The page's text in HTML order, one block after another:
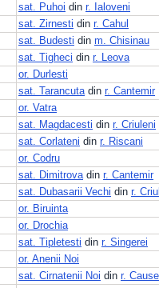
sat. Puhoi din r. Ialoveni
sat. Zirnesti din r. Cahul
sat. Budesti din m. Chisinau
sat. Tigheci din r. Leova
or. Durlesti
sat. Tarancutadin r. Cantemir
or. Vatra
sat. Magdacesti din r. Criuleni
sat. Corlateni din r. Riscani
or. Codru
sat. Dimitrovadin r. Cantemir
sat. Dubasarii Vechi din r.
or. Biruinta
or. Drochia
sat. Tipletesti din r. Singerei
or. Anenii Noi
sat. Cirnatenii Noi din r.